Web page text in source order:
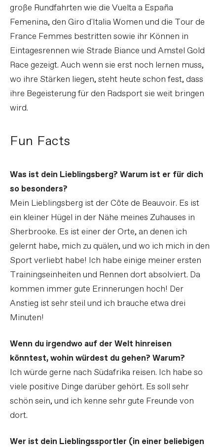
große Rundfahrten wie die Vuelta a España
Femenina, den Giro d'Italia Women und die Tour de
France Femmes bestritten sowie ihr Können in
Eintagesrennen wie Strade Biance und Amstel Gold
Race gezeigt. Auch wenn sie erst noch lernen muss,
wo ihre Stärken liegen, steht heute schon fest, dass
ihre Begeisterung für den Radsport sie weit bringen
wird.
Fun Facts
Was ist dein Lieblingsberg? Warum ist er für dich
so besonders?
Mein Lieblingsberg ist der Côte de Beauvoir. Es ist
ein kleiner Hügel in der Nähe meines Zuhauses in
Sherbrooke. Es ist einer der Orte, an denen ich
gelernt habe, mich zu quälen, und wo ich mich in den
Sport verliebt habe! Ich habe einige meiner ersten
Trainingseinheiten und Rennen dort absolviert. Da
kommen immer gute Erinnerungen hoch! Der
Anstieg ist sehr steil und ich brauche etwa drei
Minuten!
Wenn du irgendwo auf der Welt hinreisen
könntest, wohin würdest du gehen? Warum?
Ich würde gerne nach Südafrika reisen. Ich habe so
viele positive Dinge darüber gehört. Es soll sehr
schön sein, und ich kenne sehr gute Freunde von
dort.
Wer ist dein Lieblingssportler (in einer beliebigen